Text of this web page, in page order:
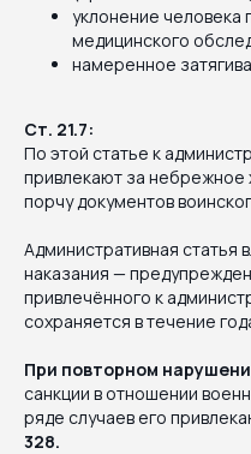
уклонение человека
медицинского
намеренное
Ст. 21.7:
По этой статье к
привлекают за
порчу документов
Административная статья
наказания —
привлечённого к
сохраняется в течение
При повторном
санкции в отношении
ряде случаев его
328.